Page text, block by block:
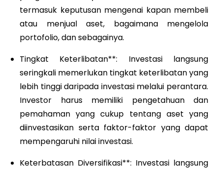
termasuk keputusan mengenai kapan membeli
atau menjual aset, bagaimana mengelola
portofolio, dan sebagainya.
Tingkat Keterlibatan**: Investasi langsung
seringkali memerlukan tingkat keterlibatan yang
lebih tinggi daripada investasi melalui perantara.
Investor harus memiliki pengetahuan dan
pemahaman yang cukup tentang aset yang
diinvestasikan serta faktor-faktor yang dapat
mempengaruhi nilai investasi.
Keterbatasan Diversifikasi**: Investasi langsung